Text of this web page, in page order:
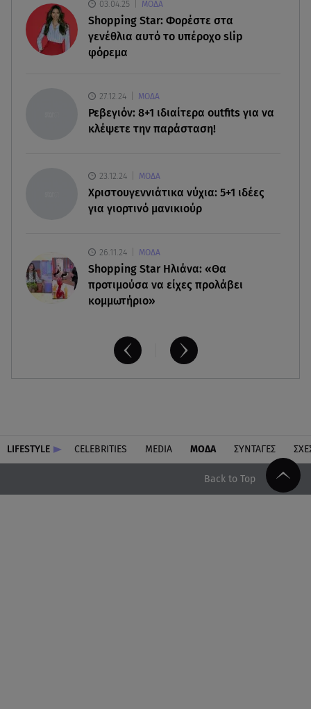
την αυτονομία του
06.08.26 , 09:07
Λάμπρος Κωνσταντάρας: «Τα πρώτα μου
06.08.26 , 09:03
Μαρία Κάλλας: Όταν η ντίβα της όπερας μίλησε
σπαστά ελληνικά στο ραδιόφωνο
06.08.26 , 08:58
Τι είναι το «πολωμένο μελτέμι», που
τροφοδότησε τις φωτιές σε Αττικοβοιωτία
03.04.25 ΜΟΔΑ
Shopping Star: Φορέστε στα
γενέθλια αυτό το υπέροχο slip
φόρεμα
27.12.24 ΜΟΔΑ
Ρεβεγιόν: 8+1 ιδιαίτερα outfits για να
κλέψετε την παράσταση!
23.12.24 ΜΟΔΑ
Χριστουγεννιάτικα νύχια: 5+1 ιδέες
για γιορτινό μανικιούρ
26.11.24 ΜΟΔΑ
Shopping Star Ηλιάνα: «Θα
προτιμούσα να είχες προλάβει
κομμωτήριο»
LIFESTYLE CELEBRITIES MEDIA ΜΟΔΑ ΣΥΝΤΑΓΕΣ
Back to Top